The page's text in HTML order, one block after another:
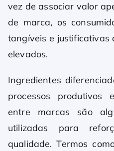
vez de associar valor
de marca, os
tangíveis e justificativas
elevados.
Ingredientes
processos produtivos
entre marcas são
utilizadas para
qualidade. Termos